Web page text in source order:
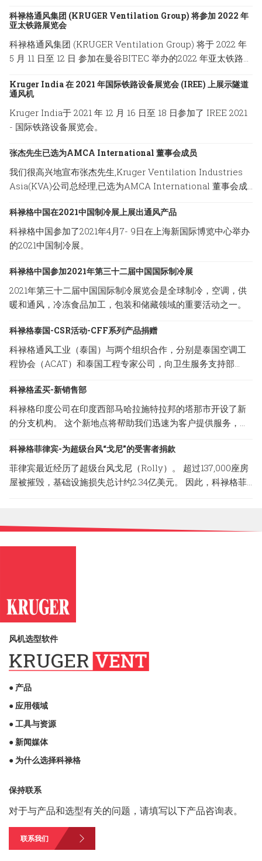
科禄格通风集团 (KRUGER Ventilation Group) 将参加 2022 年
亚太铁路展览会
科禄格通风集团 (KRUGER Ventilation Group) 将于 2022 年
5 月 11 日至 12 日 参加在曼谷BITEC 举办的2022 年亚太铁路展
Kruger India 在 2021 年国际铁路设备展览会 (IREE) 上展示隧道
通风机
Kruger India于 2021 年 12 月 16 日至 18 日参加了 IREE 2021
- 国际铁路设备展览会。
张杰先生已选为AMCA International 董事会成员
我们很高兴地宣布张杰先生,Kruger Ventilation Industries
Asia(KVA)公司总经理,已选为AMCA International 董事会成
科禄格中国在2021中国制冷展上展出通风产品
科禄格中国参加了2021年4月7- 9日在上海新国际博览中心举办
的2021中国制冷展。
科禄格中国参加2021年第三十二届中国国际制冷展
2021年第三十二届中国国际制冷展览会是全球制冷，空调，供
暖和通风，冷冻食品加工，包装和储藏领域的重要活动之一。
科禄格泰国-CSR活动-CFF系列产品捐赠
科禄格通风工业（泰国）与两个组织合作，分别是泰国空调工
程协会（ACAT）和泰国工程专家公司，向卫生服务支持部
位。 HSS将把我们的通气产品分发给处于危险区域的当地医
院，以防止COVID-19通过空调系统在医疗团队和患者中传播。
CFF系列是科禄格公司提供的经过过滤的送风系统，为专门过
可达 99.99%。
科禄格孟买-新销售部
科禄格印度公司在印度西部马哈拉施特拉邦的塔那市开设了新
的分支机构。 这个新地点将帮助我们迅速为客户提供服务，并
308, Lodha Supremus II, Road No.22, Wagle Estate,Thane
(W) -400 604, Maharashtra, India
科禄格菲律宾-为超级台风“戈尼”的受害者捐款
菲律宾最近经历了超级台风戈尼（Rolly）。 超过137,000座房
屋被摧毁，基础设施损失总计约2.34亿美元。 因此，科禄格菲
助这场灾难的受害者。
风机选型软件
● 产品
● 应用领域
● 工具与资源
● 新闻媒体
● 为什么选择科禄格
保持联系
对于与产品和选型有关的问题，请填写以下产品咨询表。
联系我们